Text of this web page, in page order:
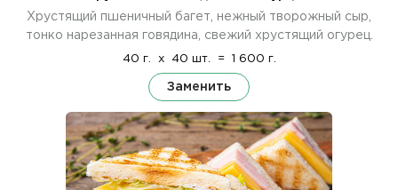
Хрустящий пшеничный багет, нежный творожный сыр,
тонко нарезанная говядина, свежий хрустящий огурец.
40 г. x 40 шт. = 1 600 г.
Заменить